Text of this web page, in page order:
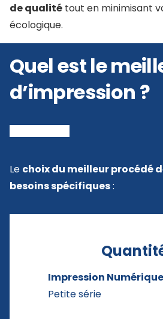
de qualité tout en minimisant
écologique.
Quel est le
d’impression ?
Le choix du meilleur procédé
besoins spécifiques:
Impression Numérique
Petite série